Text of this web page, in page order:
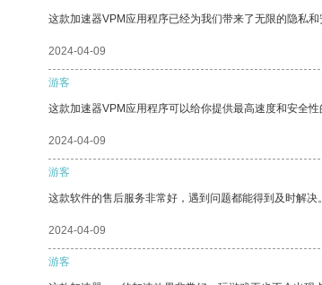
这款加速器VPM应用程序已经为我们带来了无限的隐私和
2024-04-09
游客
这款加速器VPM应用程序可以给你提供最高速度和安全性
2024-04-09
游客
这款软件的售后服务非常好，遇到问题都能得到及时解决。
2024-04-09
游客